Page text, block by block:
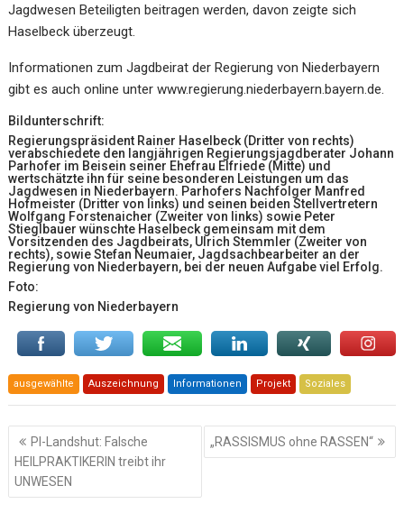
Jagdwesen Beteiligten beitragen werden, davon zeigte sich
Haselbeck überzeugt.
Informationen zum Jagdbeirat der Regierung von Niederbayern
gibt es auch online unter www.regierung.niederbayern.bayern.de.
Bildunterschrift:
Regierungspräsident Rainer Haselbeck (Dritter von rechts)
verabschiedete den langjährigen Regierungsjagdberater Johann
Parhofer im Beisein seiner Ehefrau Elfriede (Mitte) und
wertschätzte ihn für seine besonderen Leistungen um das
Jagdwesen in Niederbayern. Parhofers Nachfolger Manfred
Hofmeister (Dritter von links) und seinen beiden Stellvertretern
Wolfgang Forstenaicher (Zweiter von links) sowie Peter
Stieglbauer wünschte Haselbeck gemeinsam mit dem
Vorsitzenden des Jagdbeirats, Ulrich Stemmler (Zweiter von
rechts), sowie Stefan Neumaier, Jagdsachbearbeiter an der
Regierung von Niederbayern, bei der neuen Aufgabe viel Erfolg.
Foto:
Regierung von Niederbayern
ausgewählte Auszeichnung Informationen Projekt Soziales
Beitragsnavigation
PI-Landshut: Falsche
HEILPRAKTIKERIN treibt ihr
UNWESEN
„RASSISMUS ohne RASSEN“